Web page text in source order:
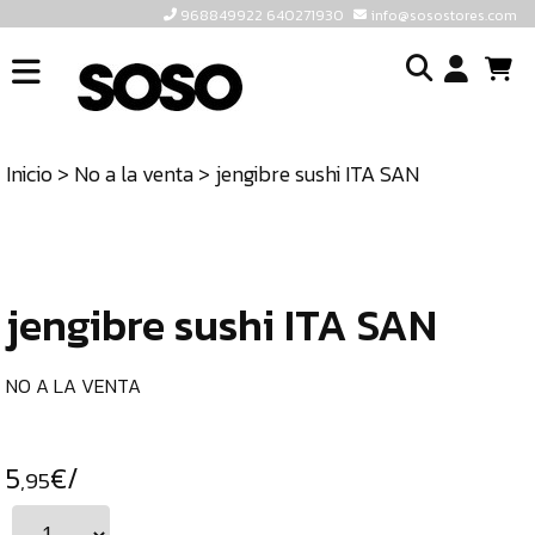
968849922 640271930 info@sosostores.com
INICIO
TIENDA
968849922
640271930
Inicio> No a la venta> jengibre sushi ITA SAN
jengibre sushi ITA SAN
NO A LA VENTA
5,95€/